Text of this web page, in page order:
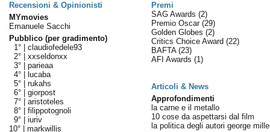
Recensioni & Opinionisti
Premi
MYmovies
Emanuele Sacchi
Pubblico (per gradimento)
1° | claudiofedele93
2° | xxseldonxx
3° | parieaa
4° |
lucaba
5° | rukahs
6° | giorpost
7° | aristoteles
8° | filippotognoli
9° | iuriv
10° | markwillis
SAG Awards (2)
Premio Oscar (29)
Golden Globes (2)
Critics Choice Award (22)
BAFTA (23)
AFI Awards (1)
Articoli & News
Approfondimenti
la carne e il metallo
10 cose da aspettarsi dal film
la politica degli autori george